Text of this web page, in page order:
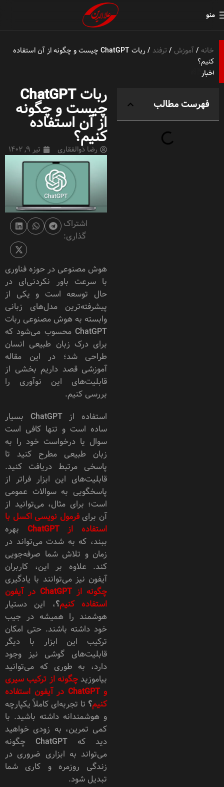
منو
خانه آموزش ترفند
ربات ChatGPT چیست و چگونه از آن استفاده
کنیم؟
فهرست مطالب ربات ChatGPT
چیست و چگونه
از آن استفاده
کنیم؟
رضا ذوالفقاری تیر 9, 1402
اشتراک
گذاری:
هوش مصنوعی در حوزه فناوری
با سرعت باور نکردنی‌ای در
حال توسعه است و یکی از
پیشرفته‌ترین مدل‌های زبانی
وابسته به هوش مصنوعی ربات
ChatGPT محسوب می‌شود که
برای درک زبان طبیعی انسان
طراحی شد؛ در این مقاله
آموزشی قصد داریم بخشی از
قابلیت‌های این نوآوری را
بررسی کنیم.
استفاده از ChatGPT بسیار
ساده است و تنها کافی است
سوال یا درخواست خود را به
زبان طبیعی مطرح کنید تا
پاسخی مرتبط دریافت کنید.
قابلیت‌های این ابزار فراتر از
پاسخگویی به سوالات عمومی
است؛ برای مثال، می‌توانید از
آن برایفرمول نویسی اکسل با
استفاده از ChatGPT
بهره
ببند، که به شدت می‌تواند در
زمان و تلاش شما صرفه‌جویی
کند. علاوه بر این، کاربران
آیفون نیز می‌توانند با یادگیری
چگونه از ChatGPT در آیفون
استفاده کنیم؟، این دستیار
هوشمند را همیشه در جیب
خود داشته باشند. حتی امکان
ترکیب این ابزار با دیگر
قابلیت‌های گوشی نیز وجود
دارد، به طوری که می‌توانید
بیاموزیدچگونه از ترکیب سیری
و ChatGPT در آیفون استفاده
کنیم؟ تا تجربه‌ای کاملاً یکپارچه
و هوشمندانه داشته باشید. با
کمی تمرین، به زودی خواهید
دید که ChatGPT چگونه
می‌تواند به ابزاری ضروری در
زندگی روزمره و کاری شما
تبدیل شود.